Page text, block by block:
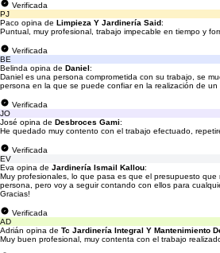
Verificada
PJ
Paco opina de Limpieza Y Jardinería Said:
Puntual, muy profesional, trabajo impecable en tiempo y
Verificada
BE
Belinda opina de Daniel:
Daniel es una persona comprometida con su trabajo, se
persona en la que se puede confiar en la realización de un
Verificada
JO
José opina de Desbroces Gami:
He quedado muy contento con el trabajo efectuado,
Verificada
EV
Eva opina de Jardinería Ismail Kallou:
Muy profesionales, lo que pasa es que el presupuesto
persona, pero voy a seguir contando con ellos para
Gracias!
Verificada
AD
Adrián opina de Tc Jardinería Integral Y Mantenimiento
Muy buen profesional, muy contenta con el trabajo